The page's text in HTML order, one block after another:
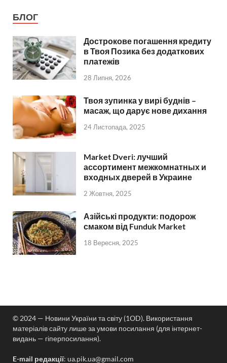
БЛОГ
Дострокове погашення кредиту
в Твоя Позика без додаткових
платежів
28 Липня, 2026
Твоя зупинка у вирі буднів –
масаж, що дарує нове дихання
24 Листопада, 2025
Market Dveri: лучший
ассортимент межкомнатных и
входных дверей в Украине
2 Жовтня, 2025
Азійські продукти: подорож
смаком від Funduk Market
18 Вересня, 2025
© 2024 — Новини України та світу (1OD). Використання
матеріалів сайту лише за умови посилання (для інтернет-
видань — гіперпосилання).
E-mail редакції: ua.pik.ua@gmail.com